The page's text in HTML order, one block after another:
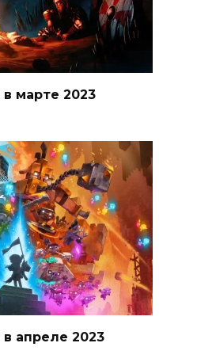
в марте 2023
в апреле 2023